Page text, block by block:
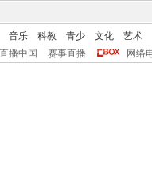
音乐 科教 青少 文化
艺术
直播中国 赛事直播 网络